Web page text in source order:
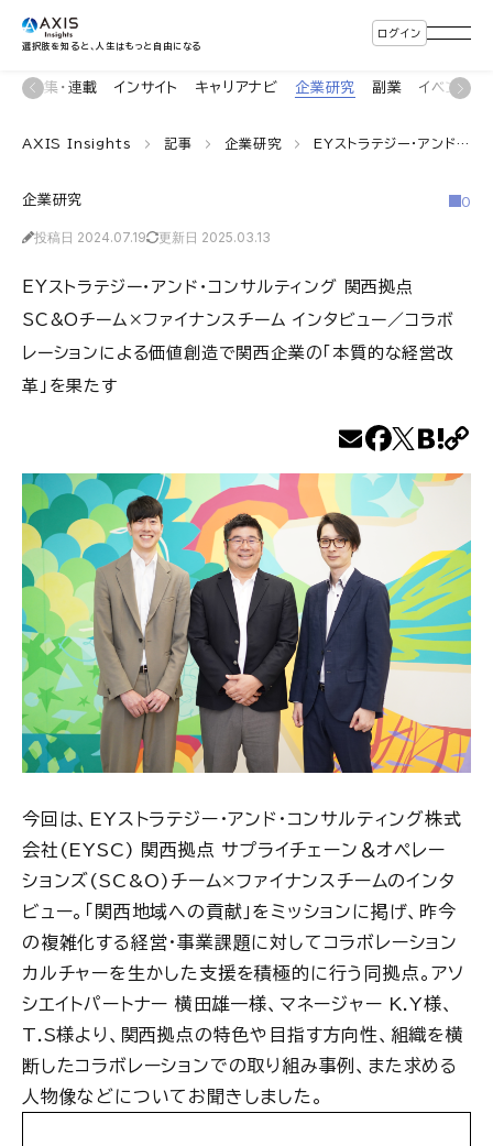
選択肢を知ると、人生はもっと自由になる
ログイン
特集・連載 インサイト キャリアナビ 企業研究 副業 イベント
AXIS Insights 記事 企業研究 EYストラテジー・アンド・コンサルティング 関西拠点 SC&Oチーム×ファイナンスチーム インタビュー／コラボレーションによる価値創造で関西企業の「本質的な経営改革」を果たす
企業研究
投稿日 2024.07.19 更新日 2025.03.13
0
EYストラテジー・アンド・コンサルティング 関西拠点
SC&Oチーム×ファイナンスチーム インタビュー／コラボ
レーションによる価値創造で関西企業の「本質的な経営改
革」を果たす
今回は、EYストラテジー・アンド・コンサルティング株式
会社(EYSC) 関西拠点 サプライチェーン＆オペレー
ションズ(SC&O)チーム×ファイナンスチームのインタ
ビュー。「関西地域への貢献」をミッションに掲げ、昨今
の複雑化する経営・事業課題に対してコラボレーション
カルチャーを生かした支援を積極的に行う同拠点。アソ
シエイトパートナー 横田雄一様、マネージャー K.Y様、
T.S様より、関西拠点の特色や目指す方向性、組織を横
断したコラボレーションでの取り組み事例、また求める
人物像などについてお聞きしました。